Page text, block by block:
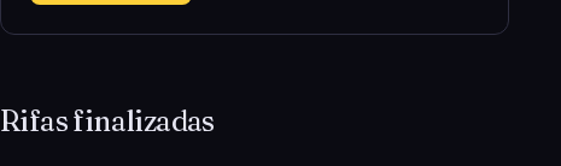
Rifas finalizadas